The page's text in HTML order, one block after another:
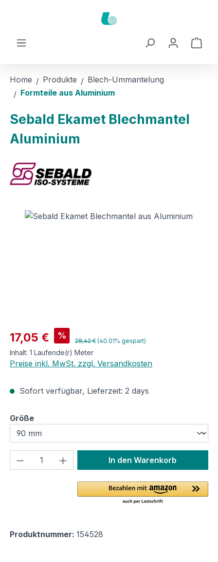
Home Produkte
Blech-Ummantelung
Formteile aus Aluminium
Sebald Ekamet Blechmantel
Aluminium
Bildergalerie überspringen
Verkaufspreis:
17,05 € % Regulärer Preis:
28,42 € (40.01% gespart)
Inhalt: 1 Laufende(r) Meter
Preise inkl. MwSt. zzgl. Versandkosten
Sofort verfügbar, Lieferzeit: 2 days
Größeauswählen
Produkt Anzahl: Gib denIn den Warenkorb
Produktnummer: 154528